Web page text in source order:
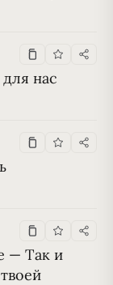
нас
— Так и